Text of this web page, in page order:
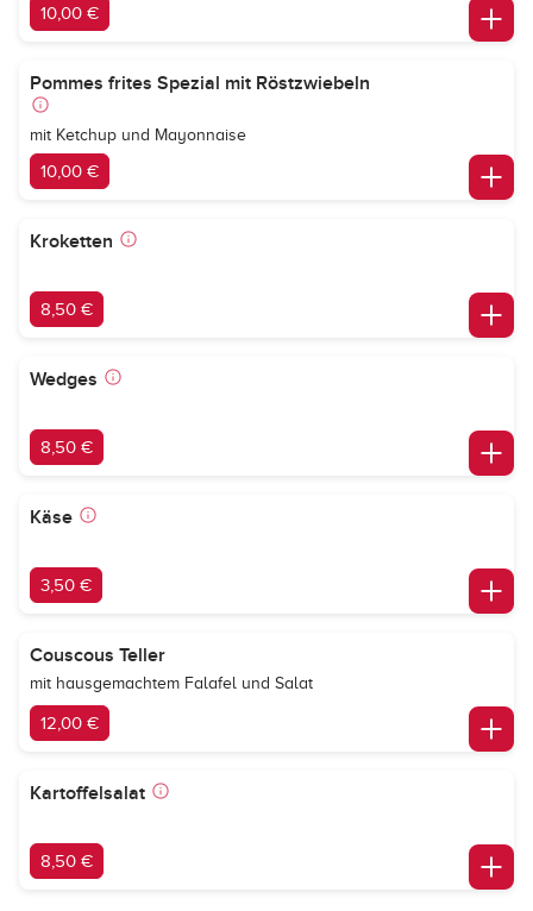
10,00 €
Pommes frites Spezial mit Röstzwiebeln
mit Ketchup und Mayonnaise
10,00 €
Kroketten
8,50 €
Wedges
8,50 €
Käse
3,50 €
Couscous Teller
mit hausgemachtem Falafel und Salat
12,00 €
Kartoffelsalat
8,50 €